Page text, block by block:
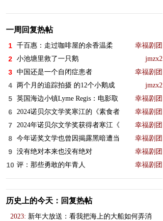
一周回复热帖
1 千百惠：走过咖啡屋的余香温柔 幸福剧团
2 小池塘里救了一只鹅 jmzx2
3 中国还是一个自闭症患者 幸福剧团
4 两个月的追踪拍摄 的12个小鹅成 jmzx2
5 英国海边小镇Lyme Regis：电影取 幸福剧团
6 2024诺贝尔文学奖寒江的《素食者 幸福剧团
7 2024年诺贝尔文学奖获得者寒江《 幸福剧团
8 今年诺奖文学也曾因揭露黑暗遭当 幸福剧团
9 没有绝对本来也没有绝对 幸福剧团
10 评：那些勇敢的年青人 幸福剧团
历史上的今天：回复热帖
2023: 新年大放送：看我把海上的大船如何弄消